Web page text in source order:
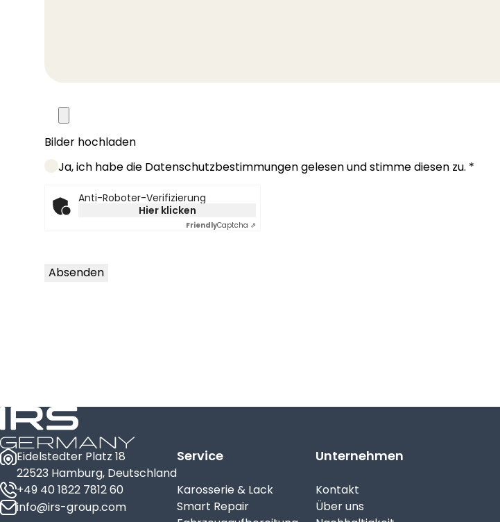
Bilder hochladen
Ja, ich habe die Datenschutzbestimmungen gelesen und stimme diesen zu. *
Friendly Captcha
Anti-Roboter-Verifizierung
Hier klicken
FriendlyCaptcha ⇗
Absenden
Eidelstedter Platz 18
22523 Hamburg, Deutschland
+49 40 1822 7812 60
info@irs-group.com
Service
Karosserie & Lack
Smart Repair
Unternehmen
Kontakt
Über uns